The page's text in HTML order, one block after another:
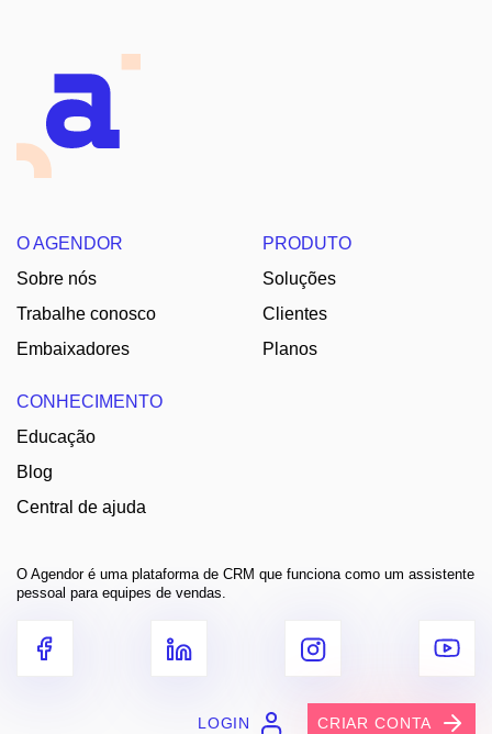
O AGENDOR
Sobre nós
Trabalhe conosco
Embaixadores
PRODUTO
Soluções
Clientes
Planos
CONHECIMENTO
Educação
Blog
Central de ajuda
O Agendor é uma plataforma de CRM que funciona como um assistente
pessoal para equipes de vendas.
LOGIN CRIAR CONTA